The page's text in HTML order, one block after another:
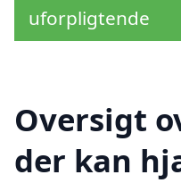
uforpligtende
Oversigt
der kan